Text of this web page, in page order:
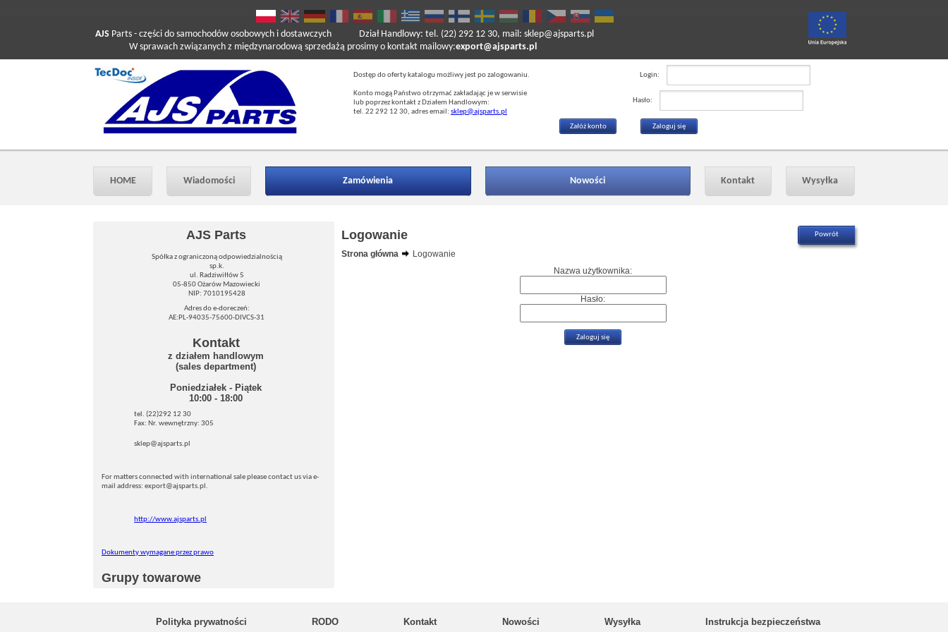
AJS Parts - części do samochodów osobowych i dostawczych
W sprawach związanych z międzynarodową sprzedażą prosimy o kontakt mailowy:export@ajsparts.pl
Dział Handlowy: tel. (22) 292 12 30, mail: sklep@ajsparts.pl
Dostęp do oferty katalogu możliwy jest po zalogowaniu.
Konto mogą Państwo otrzymać zakładając je w serwisie
lub poprzez kontakt z Działem Handlowym:
tel. 22 292 12 30, adres email: sklep@ajsparts.pl
Login:
Hasło:
Załóż konto
HOME Wiadomości Zamówienia Nowości Kontakt Wysyłka
AJS Parts
Spółka z ograniczoną odpowiedzialnością
sp.k.
ul. Radziwiłłów 5
05-850 Ożarów Mazowiecki
NIP: 7010195428
Adres do e-doreczeń:
AE:PL-94035-75600-DIVCS-31
Kontakt
z działem handlowym
(sales department)
Poniedziałek - Piątek
10:00 - 18:00
tel. (22)292 12 30
Fax: Nr. wewnętrzny: 305
sklep@ajsparts.pl
For matters connected with international sale please contact us via e-
mail address: export@ajsparts.pl.
http://www.ajsparts.pl
Dokumenty wymagane przez prawo
Grupy towarowe
Logowanie
Strona główna
Logowanie
Nazwa użytkownika:
Hasło:
Polityka prywatności RODO Kontakt Nowości Wysyłka Instrukcja bezpieczeństwa